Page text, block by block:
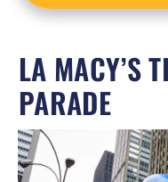
LA MACY’S
PARADE